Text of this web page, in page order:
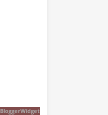
BloggerWidget